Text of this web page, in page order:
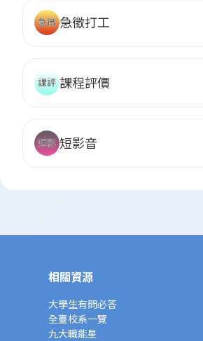
急徵打工
課程評價
短影音
相關資源
大學生有問必答
全臺校系一覽
九大職能星